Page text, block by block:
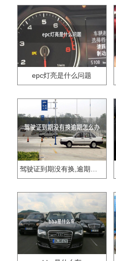
epc灯亮是什么问题
驾驶证到期没有换,逾期怎么办??